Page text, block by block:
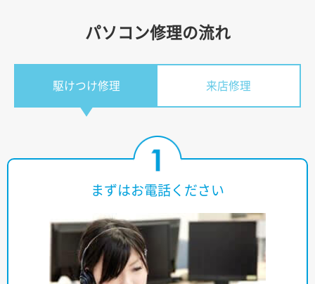
パソコン修理の流れ
駆けつけ修理 来店修理
まずはお電話ください